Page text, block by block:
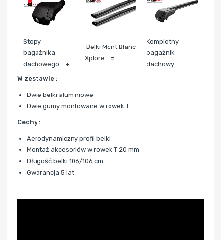
Stopy
bagażnika
dachowego +
Belki Mont Blanc
Xplore =
Kompletny
bagażnik
dachowy
W zestawie :
Dwie belki aluminiowe
Dwie gumy montowane w rowek T
Cechy :
Aerodynamiczny profil belki
Montaż akcesoriów w rowek T 20 mm
Długość belki 106/106 cm
Gwarancja 5 lat